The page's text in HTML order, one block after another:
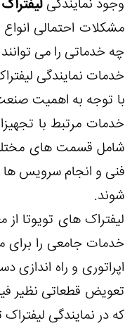
وجود نمایندگیلیفتراک
مشکلات احتمالی
چه خدماتی را می
خدمات نمایندگی
با توجه به اهمیت
خدمات مرتبط با
شامل قسمت های
فنی و انجام سرویس ها
شوند.
لیفتراک های تویوتا
خدمات جامعی را برای
اپراتوری و راه اندازی
تعویض قطعاتی نظیر
که در نمایندگی لیفتراک